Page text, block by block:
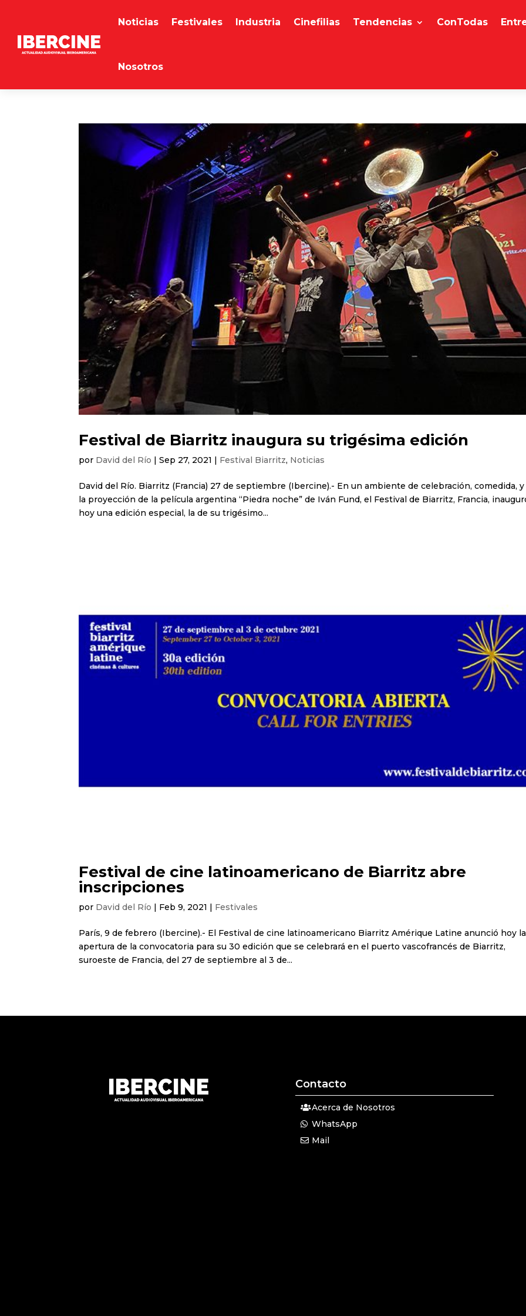
Noticias Festivales Industria Cinefilias Tendencias ConTodas
Nosotros
Festival de Biarritz inaugura su trigésima edición
por David del Río |Sep 27, 2021 | Festival Biarritz, Noticias
David del Río. Biarritz (Francia) 27 de septiembre (Ibercine).- En un ambiente de celebración, comedida,
la proyección de la película argentina “Piedra noche” de Iván Fund, el Festival de Biarritz, Francia,
hoy una edición especial, la de su trigésimo...
Festival de cine latinoamericano de Biarritz abre
inscripciones
por David del Río | Feb 9, 2021 | Festivales
París, 9 de febrero (Ibercine).- El Festival de cine latinoamericano Biarritz Amérique Latine anunció hoy la
apertura de la convocatoria para su 30 edición que se celebrará en el puerto vascofrancés de Biarritz,
suroeste de Francia, del 27 de septiembre al 3 de...
Contacto
Acerca de Nosotros
WhatsApp
Mail